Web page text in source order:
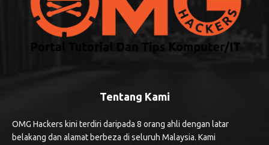
Tentang Kami
OMG Hackers kini terdiri daripada 8 orang ahli dengan latar
belakang dan alamat berbeza di seluruh Malaysia. Kami